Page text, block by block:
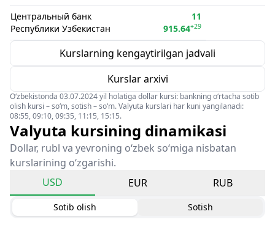
Центральный банк
Республики Узбекистан
11
915.64+29
Kurslarning kengaytirilgan jadvali
Kurslar arxivi
O‘zbekistonda 03.07.2024 yil holatiga dollar kursi: bankning o‘rtacha sotib
olish kursi – so‘m, sotish – so‘m. Valyuta kurslari har kuni yangilanadi:
08:55, 09:10, 09:35, 11:15, 15:15.
Valyuta kursining dinamikasi
Dollar, rubl va yevroning o‘zbek so‘miga nisbatan
kurslarining o‘zgarishi.
USD
EUR RUB
Sotib olish Sotish